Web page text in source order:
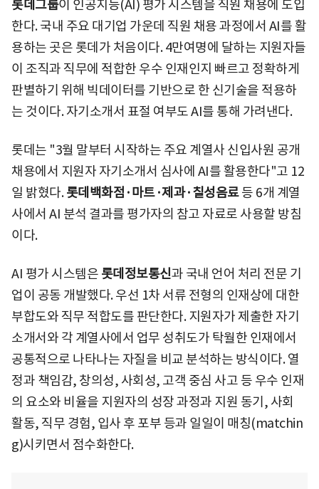
롯데그룹이 인공지능(AI) 평가 시스템을 직원 채용에 도입
한다. 국내 주요 대기업 가운데 직원 채용 과정에서 AI를 활
용하는 곳은 롯데가 처음이다. 4만여명에 달하는 지원자들
이 조직과 직무에 적합한 우수 인재인지 빠르고 정확하게
판별하기 위해 빅데이터를 기반으로 한 신기술을 적용하
는 것이다. 자기소개서 표절 여부도 AI를 통해 가려낸다.
롯데는 "3월 말부터 시작하는 주요 계열사 신입사원 공개
채용에서 지원자 자기소개서 심사에 AI를 활용한다"고 12
일 밝혔다.롯데백화점·마트·제과·칠성음료등 6개 계열
사에서 AI 분석 결과를 평가자의 참고 자료로 사용할 방침
이다.
AI 평가 시스템은 롯데정보통신과 국내 언어 처리 전문 기
업이 공동 개발했다. 우선 1차 서류 전형의 인재상에 대한
부합도와 직무 적합도를 판단한다. 지원자가 제출한 자기
소개서와 각 계열사에서 업무 성취도가 탁월한 인재에서
공통적으로 나타나는 자질을 비교 분석하는 방식이다. 열
정과 책임감, 창의성, 사회성, 고객 중심 사고 등 우수 인재
의 요소와 비율을 지원자의 성장 과정과 지원 동기, 사회
활동, 직무 경험, 입사 후 포부 등과 일일이 매칭(matchin
g)시키면서 점수화한다.